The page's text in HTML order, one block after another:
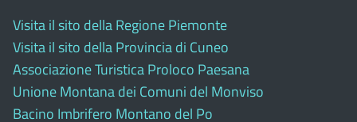
Visita il sito della Regione Piemonte
Visita il sito della Provincia di Cuneo
Associazione Turistica Proloco Paesana
Unione Montana dei Comuni del Monviso
Bacino Imbrifero Montano del Po